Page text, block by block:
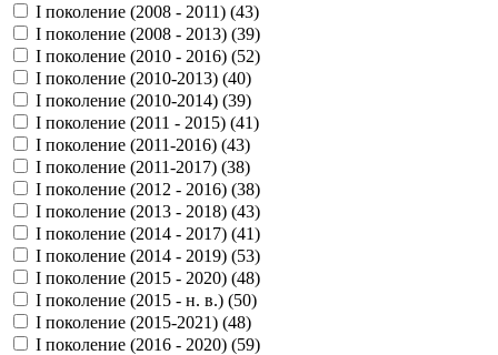
I поколение (2008 - 2011) (43)
I поколение (2008 - 2013) (39)
I поколение (2010 - 2016) (52)
I поколение (2010-2013) (40)
I поколение (2010-2014) (39)
I поколение (2011 - 2015) (41)
I поколение (2011-2016) (43)
I поколение (2011-2017) (38)
I поколение (2012 - 2016) (38)
I поколение (2013 - 2018) (43)
I поколение (2014 - 2017) (41)
I поколение (2014 - 2019) (53)
I поколение (2015 - 2020) (48)
I поколение (2015 - н. в.) (50)
I поколение (2015-2021) (48)
I поколение (2016 - 2020) (59)